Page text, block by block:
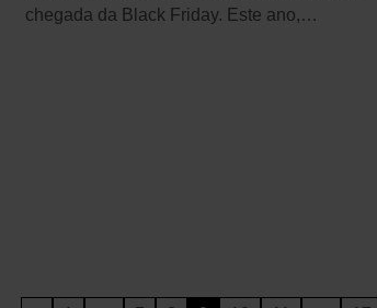
chegada da Black Friday. Este ano,…